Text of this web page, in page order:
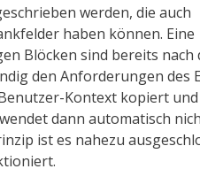
werden, die auch
haben können. Eine
Blöcken sind bereits
den Anforderungen des
Kontext kopiert
dann automatisch
ist es nahezu